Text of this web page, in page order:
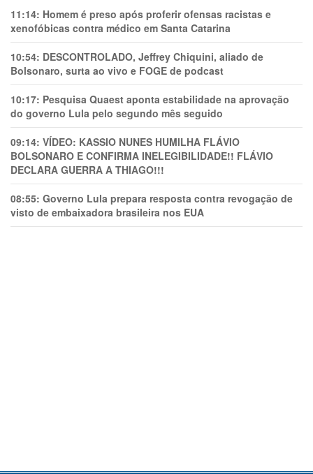
11:14: Homem é preso após proferir ofensas racistas e
xenofóbicas contra médico em Santa Catarina
10:54: DESCONTROLADO, Jeffrey Chiquini, aliado de
Bolsonaro, surta ao vivo e FOGE de podcast
10:17: Pesquisa Quaest aponta estabilidade na aprovação
do governo Lula pelo segundo mês seguido
09:14: VÍDEO: KASSIO NUNES HUMlLHA FLÁVIO
BOLSONARO E CONFIRMA INELEGIBILIDADE!! FLÁVIO
DECLARA GUERRA A THIAGO!!!
08:55: Governo Lula prepara resposta contra revogação de
visto de embaixadora brasileira nos EUA